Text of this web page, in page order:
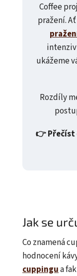
Coffee
pražení.
ukážeme
Rozdíly
👉 Přečíst
Jak se
Co znamená
hodnocení
cuppingua